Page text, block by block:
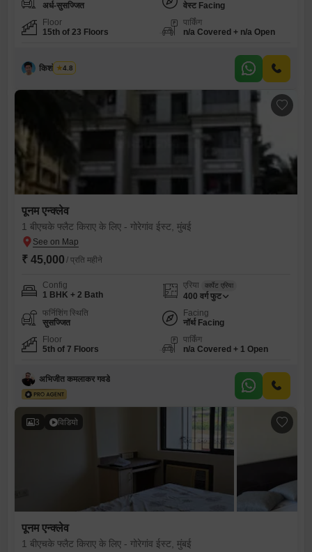
अर्ध-सुसज्जित
वेस्ट Facing
Floor
15th of 23 Floors
पार्किंग
n/a Covered + n/a Open
किशोर थोंबरे
4.8
पूनम एन्क्लेव
1 बीएचके फ्लैट किराए के लिए - गोरेगांव ईस्ट, मुंबई
₹ 45,000 / प्रति महीने
Config
1 BHK + 2 Bath
एरिया कार्पेट एरिया
400 वर्ग फुट
फर्निशिंग स्थिति
सुसज्जित
Facing
नॉर्थ Facing
Floor
5th of 7 Floors
पार्किंग
n/a Covered + 1 Open
अभिजीत कमलाकर गवडे
3 विडियो
पूनम एन्क्लेव
1 बीएचके फ्लैट किराए के लिए - गोरेगांव ईस्ट, मुंबई